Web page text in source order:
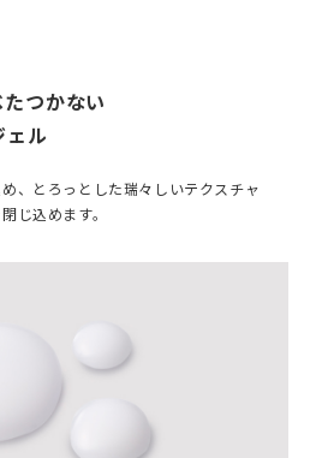
つかない
ル
、とろっとした瑞々しいテクスチャ
じ込めます。